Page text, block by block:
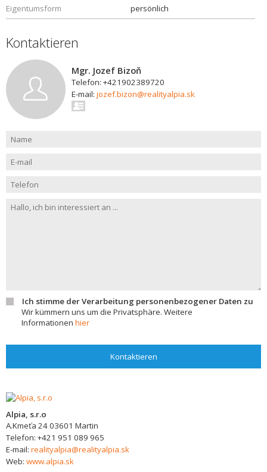
Eigentumsform
persönlich
Kontaktieren
Mgr. Jozef Bizoň
Telefon: +421902389720
E-mail: jozef.bizon@realityalpia.sk
Ich stimme der Verarbeitung personenbezogener Daten zu
Wir kümmern uns um die Privatsphäre. Weitere
Informationen hier
Kontaktieren
Alpia, s.r.o
A.Kmeťa 2403601 Martin
Telefon: +421 951 089 965
E-mail: realityalpia@realityalpia.sk
Web: www.alpia.sk